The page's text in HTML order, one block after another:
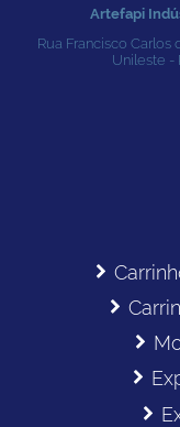
Artefapi
Rua Francisco Carlos
Unileste -